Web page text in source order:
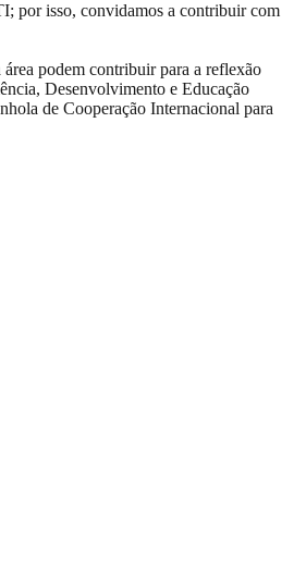
por isso, convidamos a contribuir com
podem contribuir para a reflexão
Desenvolvimento e Educação
de Cooperação Internacional para